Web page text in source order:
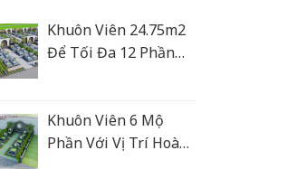
Khuôn Viên 24.75m2
Để Tối Đa 12 Phần
Khuôn Viên 6 Mộ
Phần Với Vị Trí Hoàn